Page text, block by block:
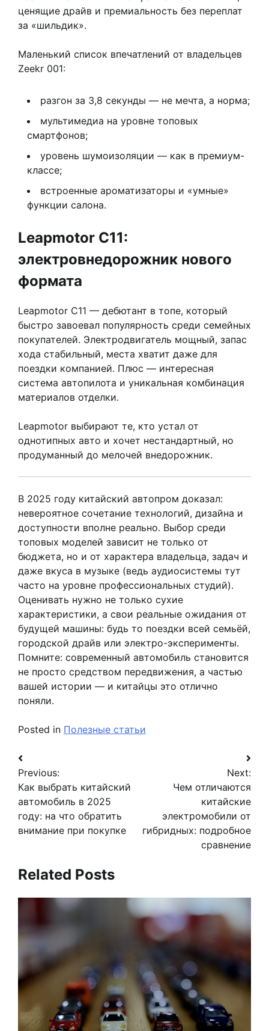
ценящие драйв и премиальность без переплат
за «шильдик».
Маленький список впечатлений от владельцев
Zeekr 001:
разгон за 3,8 секунды — не мечта, а норма;
мультимедиа на уровне топовых
смартфонов;
уровень шумоизоляции — как в премиум-
классе;
встроенные ароматизаторы и «умные»
функции салона.
Leapmotor C11:
электровнедорожник нового
формата
Leapmotor C11 — дебютант в топе, который
быстро завоевал популярность среди семейных
покупателей. Электродвигатель мощный, запас
хода стабильный, места хватит даже для
поездки компанией. Плюс — интересная
система автопилота и уникальная комбинация
материалов отделки.
Leapmotor выбирают те, кто устал от
однотипных авто и хочет нестандартный, но
продуманный до мелочей внедорожник.
В 2025 году китайский автопром доказал:
невероятное сочетание технологий, дизайна и
доступности вполне реально. Выбор среди
топовых моделей зависит не только от
бюджета, но и от характера владельца, задач и
даже вкуса в музыке (ведь аудиосистемы тут
часто на уровне профессиональных студий).
Оценивать нужно не только сухие
характеристики, а свои реальные ожидания от
будущей машины: будь то поездки всей семьёй,
городской драйв или электро-эксперименты.
Помните: современный автомобиль становится
не просто средством передвижения, а частью
вашей истории — и китайцы это отлично
поняли.
Posted in Полезные статьи
Навигация
по
записям
Previous:
Как выбрать китайский
автомобиль в 2025
году: на что обратить
внимание при покупке
Next:
Чем отличаются
китайские
электромобили от
гибридных: подробное
сравнение
Related Posts